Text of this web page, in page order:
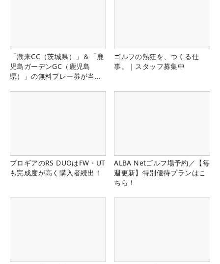
「潮来CC（茨城県）」＆「鹿
児島ガーデンGC（鹿児島
県）」の無料プレー券が当た
ゴルフの熱狂を、つくる仕
事。｜スタッフ募集中
プロギアのRS DUOはFW・UT
も完成度が高く購入者続出！
ALBA Netゴルフ場予約／【毎
週更新】特別優待プランはこ
ちら！